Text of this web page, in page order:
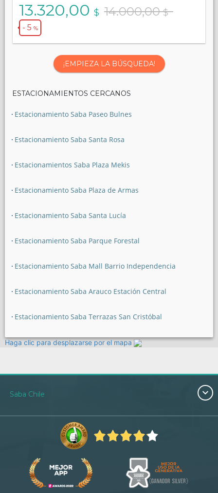
13.320,00 $ 14.000,00$
- 5 %
¡EMPIEZA LA BÚSQUEDA!
ESTACIONAMIENTOS CERCANOS
Estacionamiento Saba Paseo Bulnes
Estacionamiento Saba Santa Rosa
Estacionamientos Saba Plaza Mekis
Estacionamiento Saba Plaza de Armas
Estacionamiento Saba Santa Lucía
Estacionamiento Saba Parque Forestal
Estacionamiento Saba Mall Barrio Independencia
Estacionamiento Saba Arauco Estación Central
Estacionamiento Saba Terrazas San Cristóbal
Haga clic para desplazarse por el mapa
Saba Chile